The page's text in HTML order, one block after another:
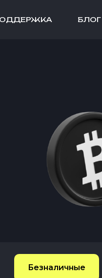
БЛОГ
Безналичные